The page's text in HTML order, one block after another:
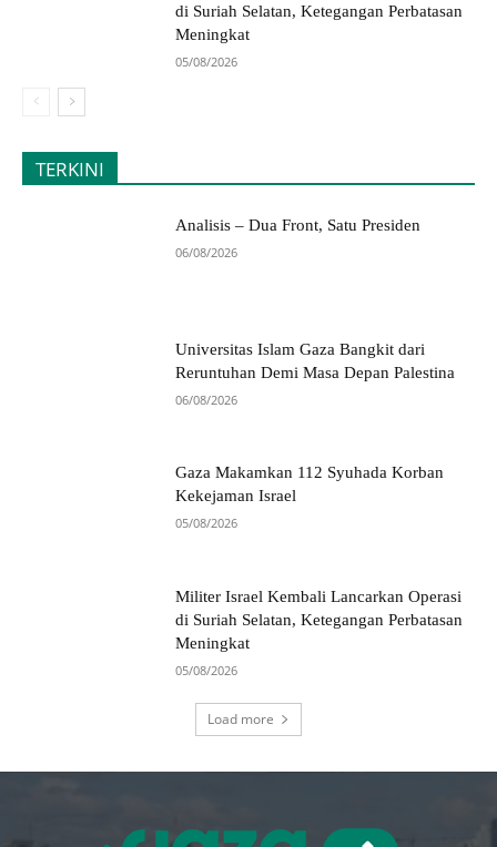
di Suriah Selatan, Ketegangan Perbatasan
Meningkat
05/08/2026
TERKINI
Analisis – Dua Front, Satu Presiden
06/08/2026
Universitas Islam Gaza Bangkit dari
Reruntuhan Demi Masa Depan Palestina
06/08/2026
Gaza Makamkan 112 Syuhada Korban
Kekejaman Israel
05/08/2026
Militer Israel Kembali Lancarkan Operasi
di Suriah Selatan, Ketegangan Perbatasan
Meningkat
05/08/2026
Load more